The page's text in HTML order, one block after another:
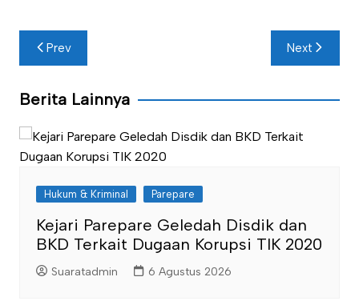
Navigasi
pos
Prev Next
Berita Lainnya
Hukum & Kriminal Parepare
Kejari Parepare Geledah Disdik dan
BKD Terkait Dugaan Korupsi TIK 2020
Suaratadmin 6 Agustus 2026